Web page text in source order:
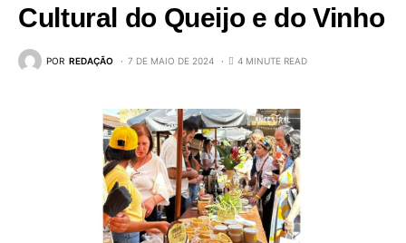
Cultural do Queijo e do Vinho
POR REDAÇÃO 7 DE MAIO DE 2024 4 MINUTE READ